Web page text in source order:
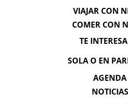
VIAJAR CON
COMER CON
TE INTERESA
SOLA O EN
AGENDA
NOTICIAS